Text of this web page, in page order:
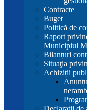
Contracte
Buget
Politică de
Raport
Municipiul
Bilanțuri
Situaţia
Achiziții
Declarații de